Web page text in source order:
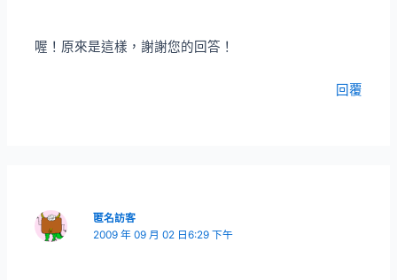
喔！原來是這樣，謝謝您的回答！
回覆
匿名訪客
2009 年 09 月 02 日6:29 下午